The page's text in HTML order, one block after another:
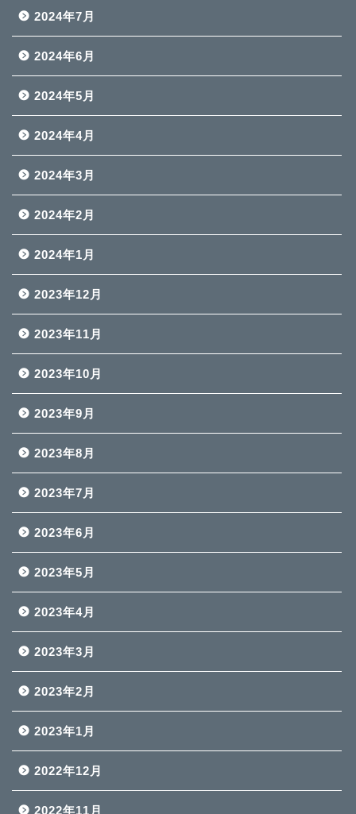
2024年7月
2024年6月
2024年5月
2024年4月
2024年3月
2024年2月
2024年1月
2023年12月
2023年11月
2023年10月
2023年9月
2023年8月
2023年7月
2023年6月
2023年5月
2023年4月
2023年3月
2023年2月
2023年1月
2022年12月
2022年11月